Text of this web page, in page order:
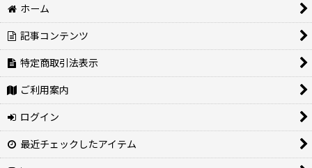
ホーム
記事コンテンツ
特定商取引法表示
ご利用案内
ログイン
最近チェックしたアイテム